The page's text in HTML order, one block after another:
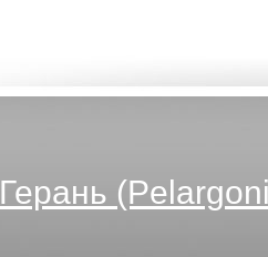
Герань